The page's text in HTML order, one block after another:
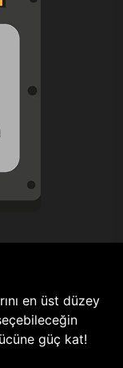
en üst düzey
güç kat!